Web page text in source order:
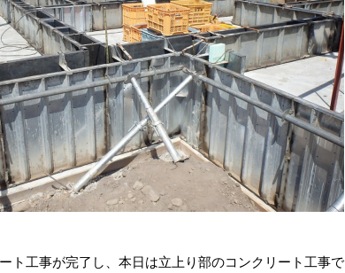
ト工事が完了し、本日は立上り部のコンクリート工事で